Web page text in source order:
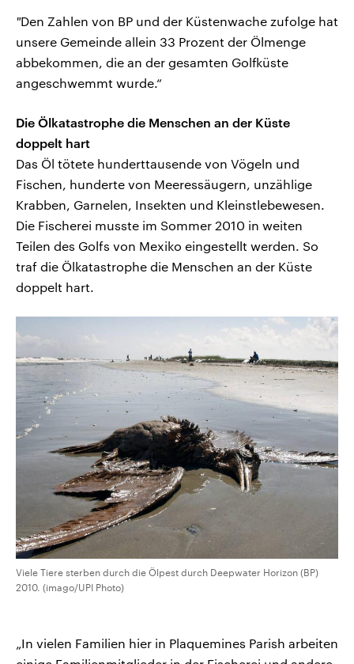
"Den Zahlen von BP und der Küstenwache zufolge hat
unsere Gemeinde allein 33 Prozent der Ölmenge
abbekommen, die an der gesamten Golfküste
angeschwemmt wurde.“
Die Ölkatastrophe die Menschen an der Küste
doppelt hart
Das Öl tötete hunderttausende von Vögeln und
Fischen, hunderte von Meeressäugern, unzählige
Krabben, Garnelen, Insekten und Kleinstlebewesen.
Die Fischerei musste im Sommer 2010 in weiten
Teilen des Golfs von Mexiko eingestellt werden. So
traf die Ölkatastrophe die Menschen an der Küste
doppelt hart.
Viele Tiere sterben durch die Ölpest durch Deepwater Horizon (BP)
2010. (imago/UPI Photo)
„In vielen Familien hier in Plaquemines Parish arbeiten